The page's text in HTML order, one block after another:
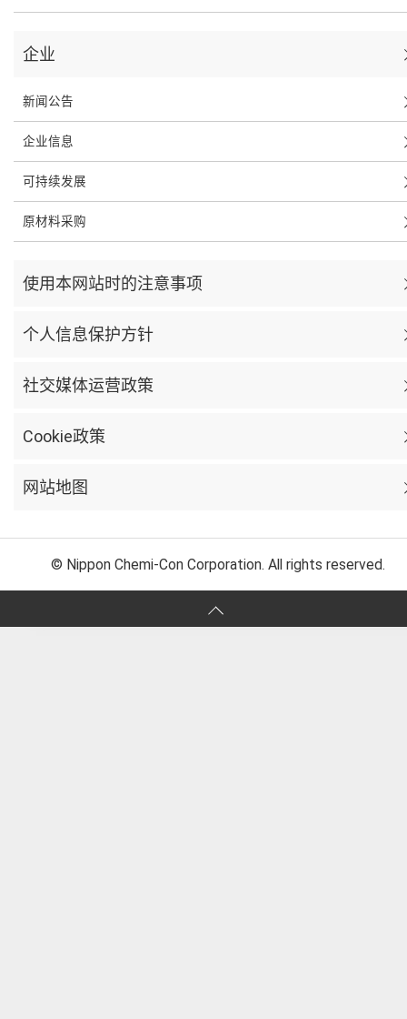
企业
新闻公告
企业信息
可持续发展
原材料采购
使用本网站时的注意事项
个人信息保护方针
社交媒体运营政策
Cookie政策
网站地图
© Nippon Chemi-Con Corporation. All rights reserved.